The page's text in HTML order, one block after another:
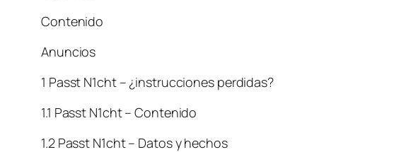
Contenido
Anuncios
1 Passt N1cht – ¿instrucciones perdidas?
1.1 Passt N1cht – Contenido
1.2 Passt N1cht – Datos y hechos